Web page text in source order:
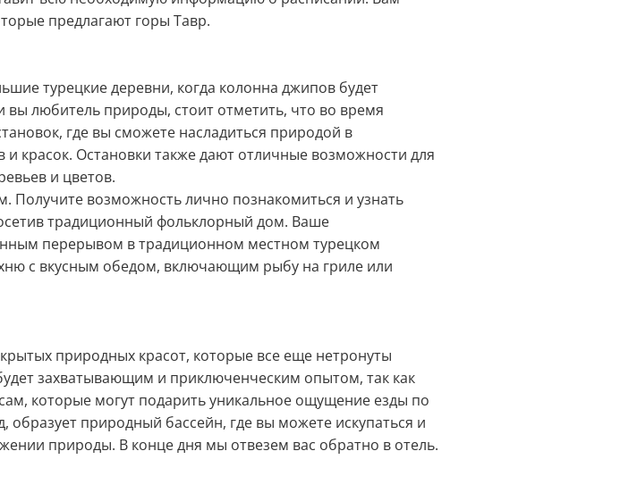
предлагают горы Тавр.
турецкие деревни, когда колонна джипов будет
любитель природы, стоит отметить, что во время
где вы сможете насладиться природой в
красок. Остановки также дают отличные возможности для
и цветов.
Получите возможность лично познакомиться и узнать
традиционный фольклорный дом. Ваше
перерывом в традиционном местном турецком
с вкусным обедом, включающим рыбу на гриле или
природных красот, которые все еще нетронуты
захватывающим и приключенческим опытом, так как
которые могут подарить уникальное ощущение езды по
природный бассейн, где вы можете искупаться и
природы. В конце дня мы отвезем вас обратно в отель.